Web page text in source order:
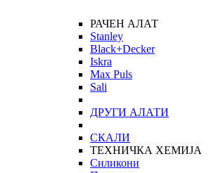
РАЧЕН АЛАТ
Stanley
Black+Decker
Iskra
Max Puls
Sali
ДРУГИ АЛАТИ
СКАЛИ
ТЕХНИЧКА ХЕМИЈА
Силикони